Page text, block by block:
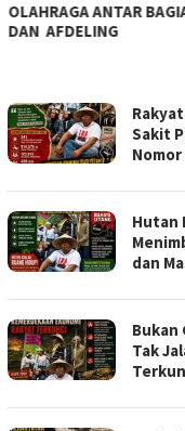
OLAHRAGA ANTAR
DAN AFDELING
Sakit
Hutan
dan
Bukan
Tak